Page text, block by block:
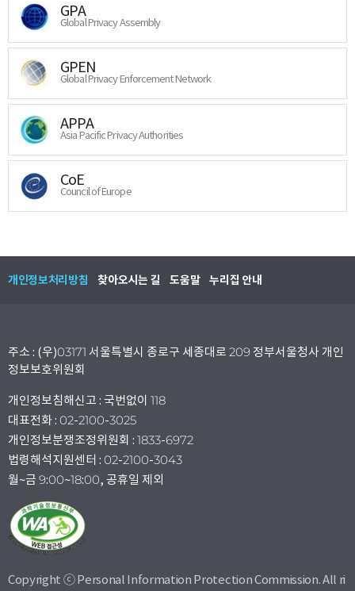
GPA
Global Privacy Assembly
GPEN
Global Privacy Enforcement Network
APPA
Asia Pacific Privacy Authorities
CoE
Council of Europe
개인정보처리방침 찾아오시는 길 도움말 누리집 안내
주소 : (우)03171 서울특별시 종로구 세종대로 209 정부서울청사 개인
정보보호위원회
개인정보침해신고 : 국번없이 118
대표전화 : 02-2100-3025
개인정보분쟁조정위원회 : 1833-6972
법령해석지원센터 : 02-2100-3043
월~금 9:00~18:00, 공휴일 제외
Copyright ⓒ Personal Information Protection Commission. All ri